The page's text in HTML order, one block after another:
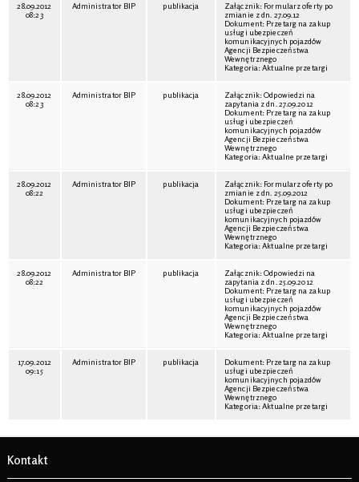
28.09.2012
08:23
Administrator BIP publikacja
Załącznik: Formularz oferty po
zmianie z dn. 27.09.12
Dokument: Przetarg na zakup
usługi ubezpieczeń
komunikacyjnych pojazdów
Agencji Bezpieczeństwa
Wewnętrznego
Kategoria: Aktualne przetargi
28.09.2012
08:23
Administrator BIP publikacja
Załącznik: Odpowiedzi na
zapytania z dn. 27.09.2012
Dokument: Przetarg na zakup
usługi ubezpieczeń
komunikacyjnych pojazdów
Agencji Bezpieczeństwa
Wewnętrznego
Kategoria: Aktualne przetargi
28.09.2012
08:22
Administrator BIP publikacja
Załącznik: Formularz oferty po
zmianie z dn. 25.09.2012
Dokument: Przetarg na zakup
usługi ubezpieczeń
komunikacyjnych pojazdów
Agencji Bezpieczeństwa
Wewnętrznego
Kategoria: Aktualne przetargi
28.09.2012
08:22
Administrator BIP publikacja
Załącznik: Odpowiedzi na
zapytania z dn. 25.09.2012
Dokument: Przetarg na zakup
usługi ubezpieczeń
komunikacyjnych pojazdów
Agencji Bezpieczeństwa
Wewnętrznego
Kategoria: Aktualne przetargi
17.09.2012
09:15
Administrator BIP publikacja
Dokument: Przetarg na zakup
usługi ubezpieczeń
komunikacyjnych pojazdów
Agencji Bezpieczeństwa
Wewnętrznego
Kategoria: Aktualne przetargi
Kontakt